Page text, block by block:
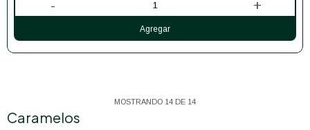
- +
MOSTRANDO 14 DE 14
Caramelos